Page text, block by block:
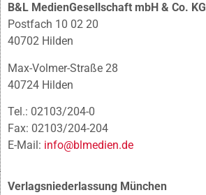
B&L MedienGesellschaft mbH & Co. KG
Postfach 10 02 20
40702 Hilden
Max-Volmer-Straße 28
40724 Hilden
Tel.: 02103/204-0
Fax: 02103/204-204
E-Mail: info@blmedien.de
Verlagsniederlassung München